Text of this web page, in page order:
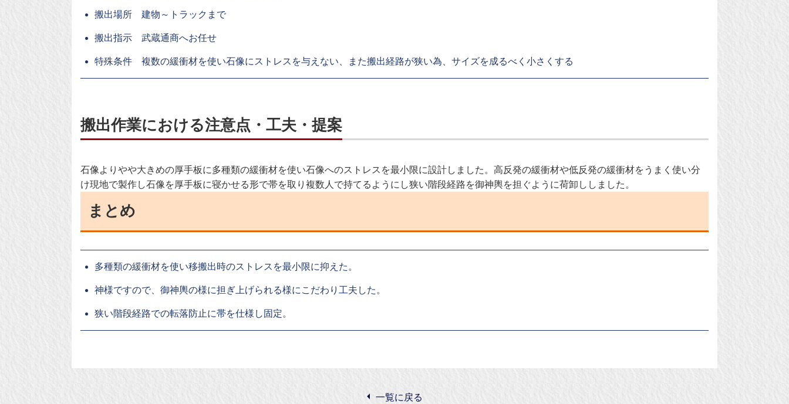
搬出場所 建物～トラックまで
搬出指示 武蔵通商へお任せ
特殊条件 複数の緩衝材を使い石像にストレスを与えない、また搬出経路が狭い為、サイズを成るべく小さくする
搬出作業における注意点・工夫・提案
石像よりやや大きめの厚手板に多種類の緩衝材を使い石像へのストレスを最小限に設計しました。高反発の緩衝材や低反発の緩衝材をうまく使い分
け現地で製作し石像を厚手板に寝かせる形で帯を取り複数人で持てるようにし狭い階段経路を御神輿を担ぐように荷卸ししました。
まとめ
多種類の緩衝材を使い移搬出時のストレスを最小限に抑えた。
神様ですので、御神輿の様に担ぎ上げられる様にこだわり工夫した。
狭い階段経路での転落防止に帯を仕様し固定。
一覧に戻る